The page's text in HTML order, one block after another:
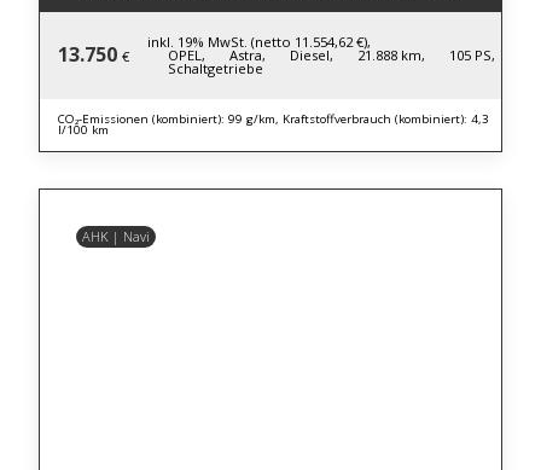
13.750 €
inkl. 19% MwSt. (netto 11.554,62 €),
OPEL, Astra, Diesel, 21.888 km, 105 PS,
Schaltgetriebe
CO₂-Emissionen (kombiniert): 99 g/km, Kraftstoffverbrauch (kombiniert): 4,3
l/100 km
AHK | Navi